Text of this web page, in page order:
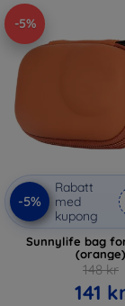
-5%
-5%
Rabatt
med
kupong
Sunnylife bag
(orange)
148 kr
141